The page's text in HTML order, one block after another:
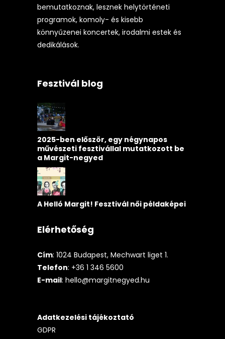
bemutatkoznak, lesznek helytörténeti
programok, komoly- és kisebb
könnyűzenei koncertek, irodalmi estek és
dedikálások.
Fesztivál blog
2025-ben először, egy négynapos
művészeti fesztivállal mutatkozott be
a Margit-negyed
A Helló Margit! Fesztivál női példaképei
Elérhetőség
Cím: 1024 Budapest, Mechwart liget 1.
Telefon: +36 1 346 5600
E-mail: hello@margitnegyed.hu
Adatkezelési tájékoztató
GDPR